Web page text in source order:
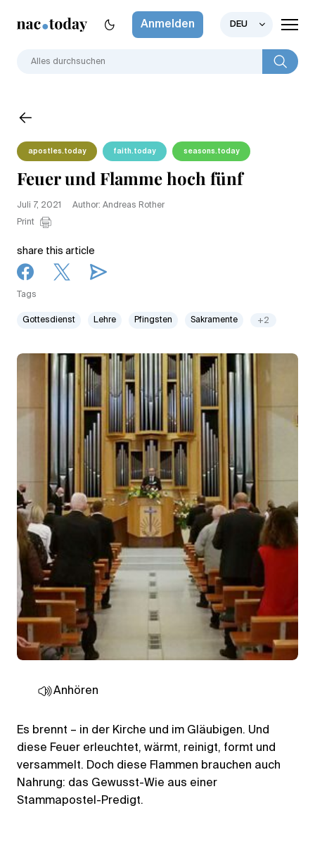
Anmelden DEU
apostles.today faith.today seasons.today
Feuer und Flamme hoch fünf
Juli 7, 2021
Author: Andreas Rother
Print
share this article
Tags
Gottesdienst Lehre Pfingsten Sakramente +2
Anhören
Es brennt – in der Kirche und im Gläubigen. Und
diese Feuer erleuchtet, wärmt, reinigt, formt und
versammelt. Doch diese Flammen brauchen auch
Nahrung: das Gewusst-Wie aus einer
Stammapostel-Predigt.